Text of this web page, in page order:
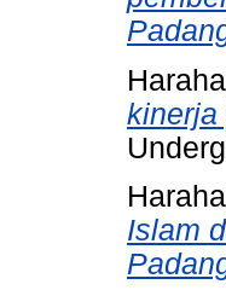
kinerja
Islam